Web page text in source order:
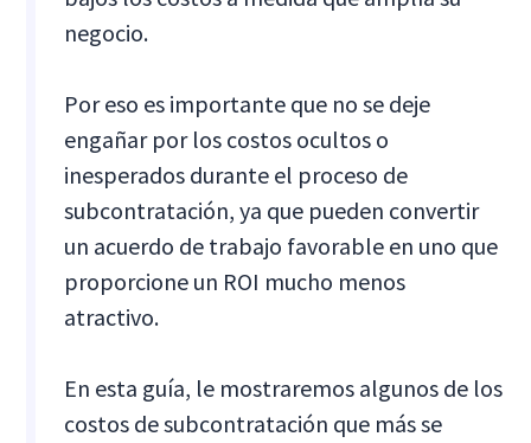
negocio.
Por eso es importante que no se deje
engañar por los costos ocultos o
inesperados durante el proceso de
subcontratación, ya que pueden convertir
un acuerdo de trabajo favorable en uno que
proporcione un ROI mucho menos
atractivo.
En esta guía, le mostraremos algunos de los
costos de subcontratación que más se